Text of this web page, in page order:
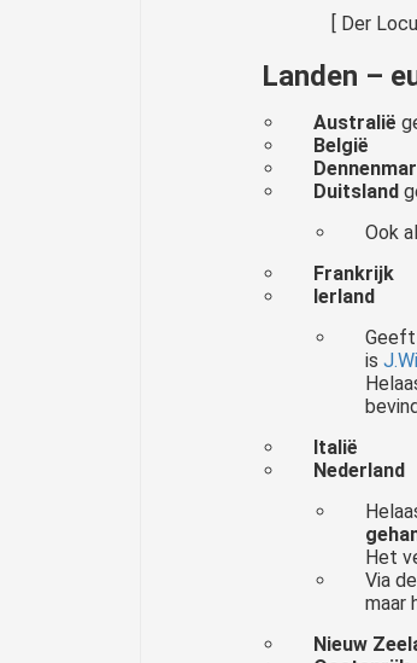
[ Der
Landen –
Australië
België
Duitsland
Ook
Frankrijk
Ierland
Geeft
is
Italië
Nederland
Het
Via
maar
Nieuw